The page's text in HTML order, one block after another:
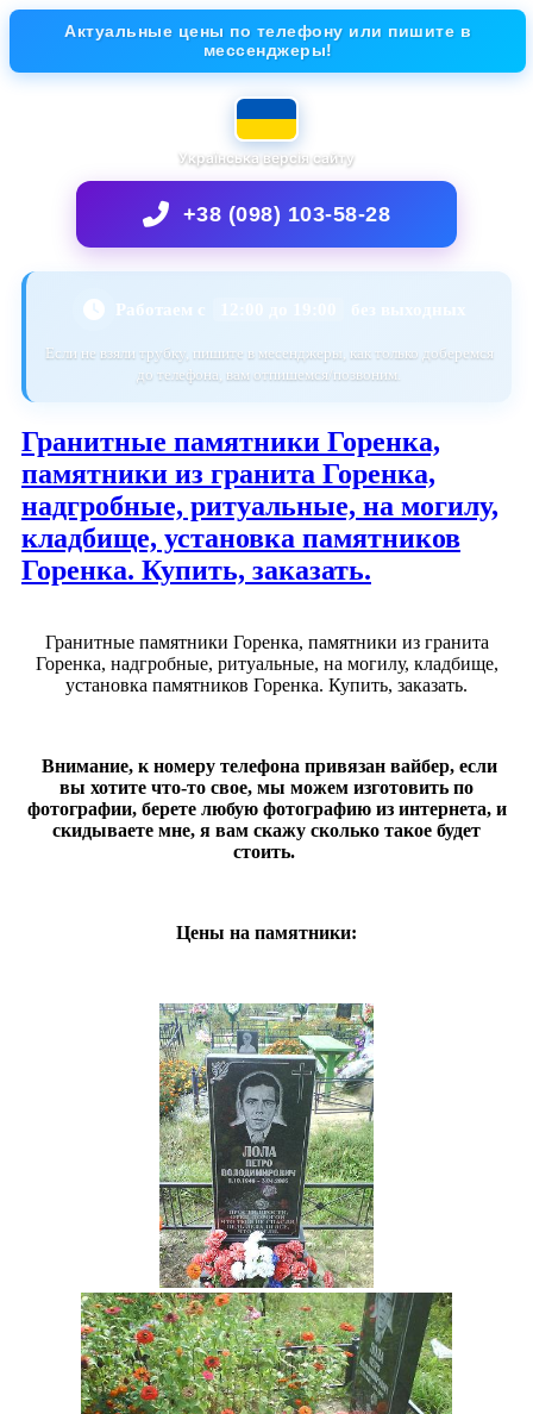
Актуальные цены по телефону или пишите в
мессенджеры!
Українська версія сайту
+38 (098) 103-58-28
Работаем с без выходных
Если не взяли трубку, пишите в месенджеры, как только доберемся
до телефона, вам отпишемся/позвоним.
Гранитные памятники Горенка,
памятники из гранита Горенка,
надгробные, ритуальные, на могилу,
кладбище, установка памятников
Горенка. Купить, заказать.
Гранитные памятники Горенка, памятники из гранита
Горенка, надгробные, ритуальные, на могилу, кладбище,
установка памятников Горенка. Купить, заказать.
Внимание, к номеру телефона привязан вайбер, если
вы хотите что-то свое, мы можем изготовить по
фотографии, берете любую фотографию из интернета, и
скидываете мне, я вам скажу сколько такое будет
стоить.
Цены на памятники: